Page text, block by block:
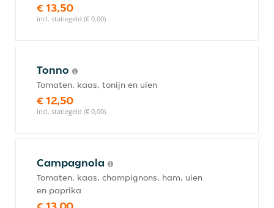
€ 13,50
incl. statiegeld (€ 0,00)
Tonno
Tomaten, kaas, tonijn en uien
€ 12,50
incl. statiegeld (€ 0,00)
Campagnola
Tomaten, kaas, champignons, ham, uien
en paprika